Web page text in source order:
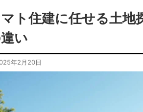
ト住建に任せる土地
い
年2月20日